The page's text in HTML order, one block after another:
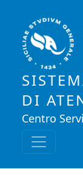
DI
Centro